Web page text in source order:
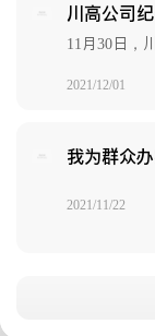
2021/12/01
2021/11/22